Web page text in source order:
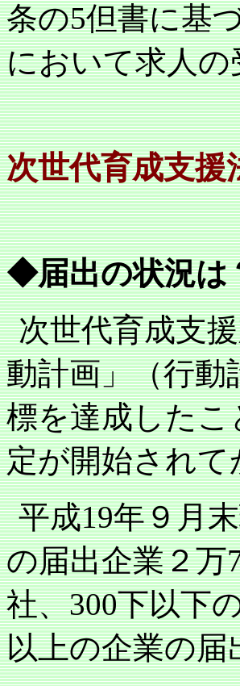
条の5但書に基
において求人
次世代育成支援
◆届出の状況は
次世代育成支
動計画」（行動
標を達成した
定が開始され
平成19年９月
の届出企業２万
社、300下以下
以上の企業の届